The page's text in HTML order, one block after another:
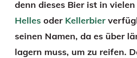
denn dieses Bier ist in
Helles oder Kellerbier
seinen Namen, da es über
lagern muss, um zu reifen.